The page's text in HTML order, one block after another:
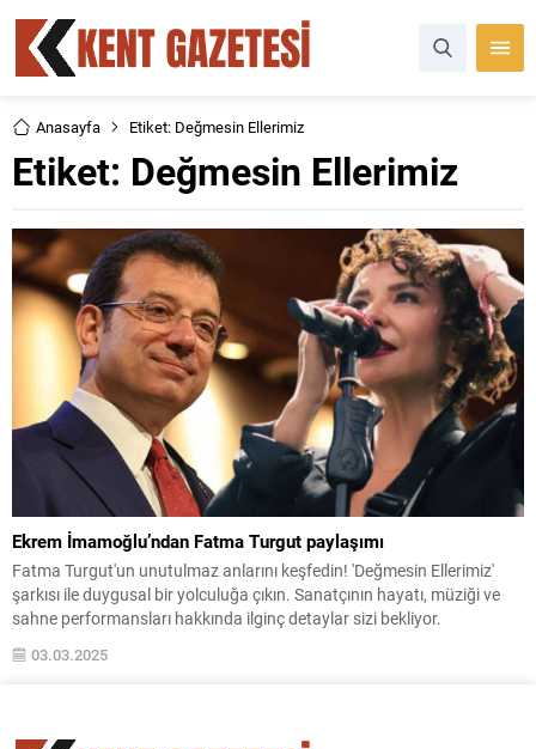
Anasayfa Etiket: Değmesin Ellerimiz
Etiket: Değmesin Ellerimiz
Ekrem İmamoğlu’ndan Fatma Turgut paylaşımı
Fatma Turgut'un unutulmaz anlarını keşfedin! 'Değmesin Ellerimiz'
şarkısı ile duygusal bir yolculuğa çıkın. Sanatçının hayatı, müziği ve
sahne performansları hakkında ilginç detaylar sizi bekliyor.
03.03.2025